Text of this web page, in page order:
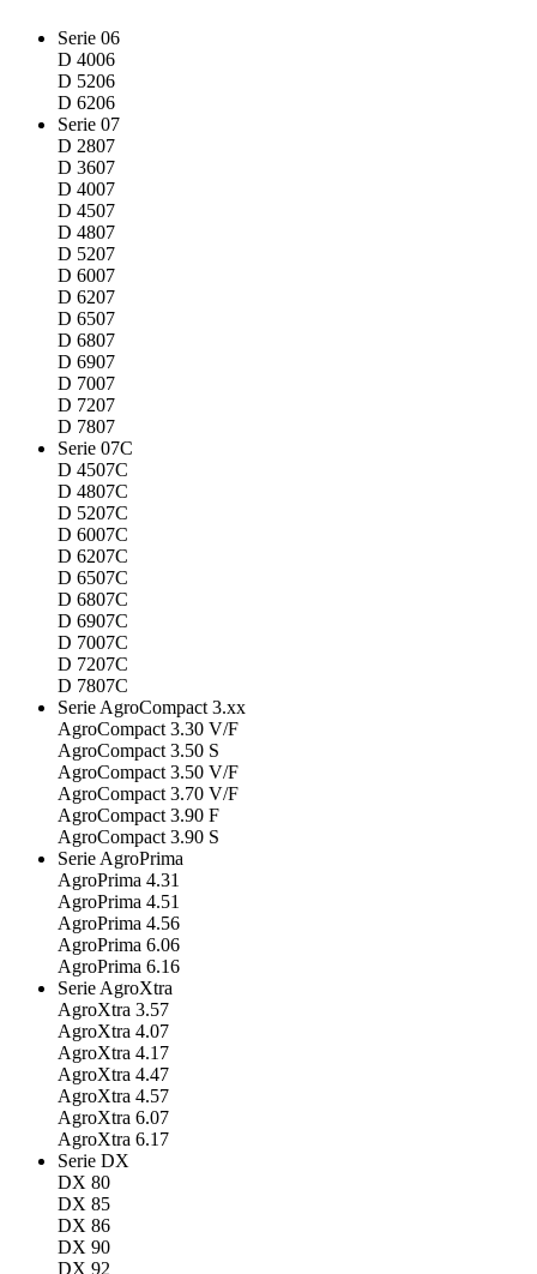
Serie 06
D 4006
D 5206
D 6206
Serie 07
D 2807
D 3607
D 4007
D 4507
D 4807
D 5207
D 6007
D 6207
D 6507
D 6807
D 6907
D 7007
D 7207
D 7807
Serie 07C
D 4507C
D 4807C
D 5207C
D 6007C
D 6207C
D 6507C
D 6807C
D 6907C
D 7007C
D 7207C
D 7807C
Serie AgroCompact 3.xx
AgroCompact 3.30 V/F
AgroCompact 3.50 S
AgroCompact 3.50 V/F
AgroCompact 3.70 V/F
AgroCompact 3.90 F
AgroCompact 3.90 S
Serie AgroPrima
AgroPrima 4.31
AgroPrima 4.51
AgroPrima 4.56
AgroPrima 6.06
AgroPrima 6.16
Serie AgroXtra
AgroXtra 3.57
AgroXtra 4.07
AgroXtra 4.17
AgroXtra 4.47
AgroXtra 4.57
AgroXtra 6.07
AgroXtra 6.17
Serie DX
DX 80
DX 85
DX 86
DX 90
DX 92